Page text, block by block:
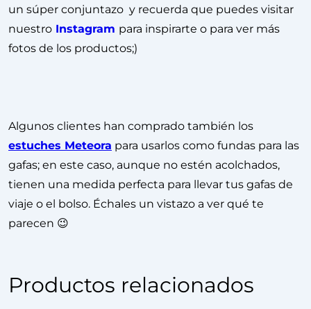
un súper conjuntazo y recuerda que puedes visitar
nuestro Instagram para inspirarte o para ver más
fotos de los productos;)
Algunos clientes han comprado también los
estuches Meteora para usarlos como fundas para las
gafas; en este caso, aunque no estén acolchados,
tienen una medida perfecta para llevar tus gafas de
viaje o el bolso. Échales un vistazo a ver qué te
parecen 😉
Productos relacionados